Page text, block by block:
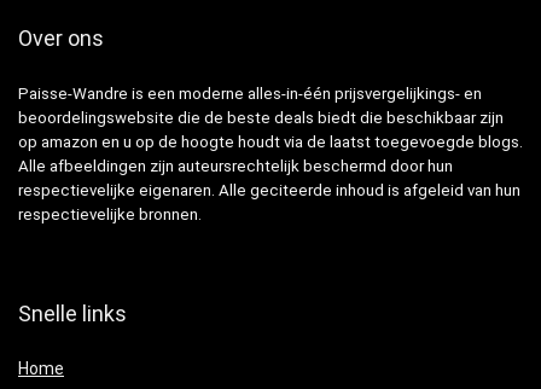
Over ons
Paisse-Wandre is een moderne alles-in-één prijsvergelijkings- en
beoordelingswebsite die de beste deals biedt die beschikbaar zijn
op amazon en u op de hoogte houdt via de laatst toegevoegde blogs.
Alle afbeeldingen zijn auteursrechtelijk beschermd door hun
respectievelijke eigenaren. Alle geciteerde inhoud is afgeleid van hun
respectievelijke bronnen.
Snelle links
Home